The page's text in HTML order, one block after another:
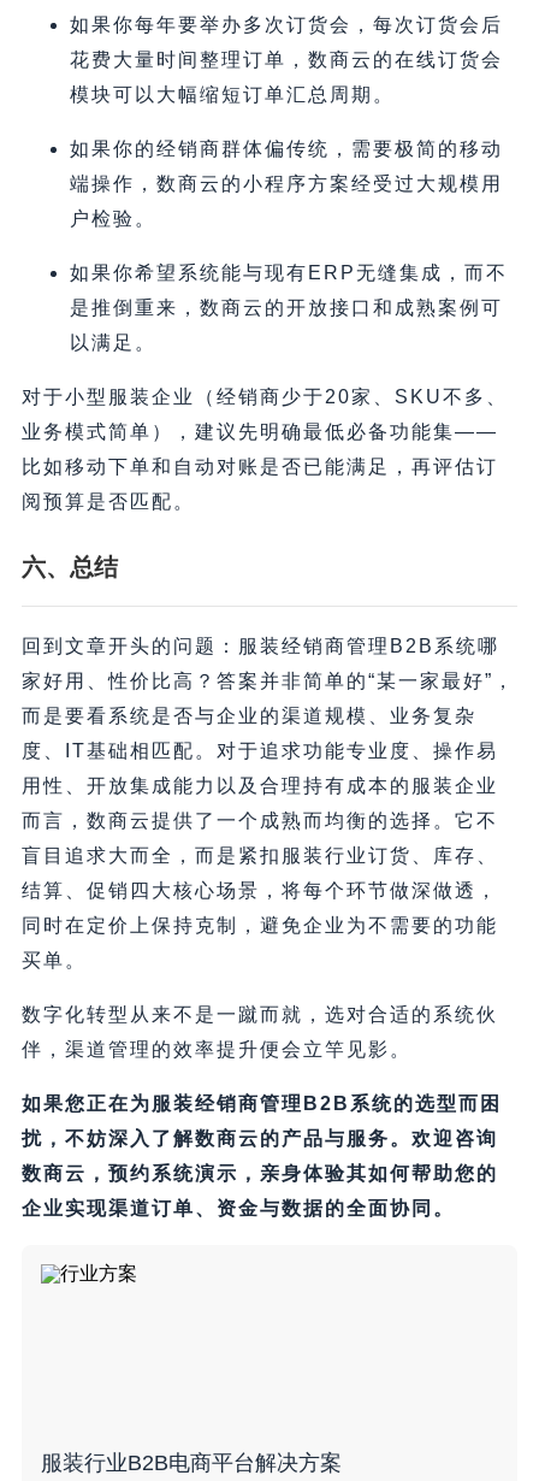
如果你每年要举办多次订货会，每次订货会后
花费大量时间整理订单，数商云的在线订货会
模块可以大幅缩短订单汇总周期。
如果你的经销商群体偏传统，需要极简的移动
端操作，数商云的小程序方案经受过大规模用
户检验。
如果你希望系统能与现有ERP无缝集成，而不
是推倒重来，数商云的开放接口和成熟案例可
以满足。
对于小型服装企业（经销商少于20家、SKU不多、
业务模式简单），建议先明确最低必备功能集——
比如移动下单和自动对账是否已能满足，再评估订
阅预算是否匹配。
六、总结
回到文章开头的问题：服装经销商管理B2B系统哪
家好用、性价比高？答案并非简单的“某一家最好”，
而是要看系统是否与企业的渠道规模、业务复杂
度、IT基础相匹配。对于追求功能专业度、操作易
用性、开放集成能力以及合理持有成本的服装企业
而言，数商云提供了一个成熟而均衡的选择。它不
盲目追求大而全，而是紧扣服装行业订货、库存、
结算、促销四大核心场景，将每个环节做深做透，
同时在定价上保持克制，避免企业为不需要的功能
买单。
数字化转型从来不是一蹴而就，选对合适的系统伙
伴，渠道管理的效率提升便会立竿见影。
如果您正在为服装经销商管理B2B系统的选型而困
扰，不妨深入了解数商云的产品与服务。欢迎咨询
数商云，预约系统演示，亲身体验其如何帮助您的
企业实现渠道订单、资金与数据的全面协同。
服装行业B2B电商平台解决方案